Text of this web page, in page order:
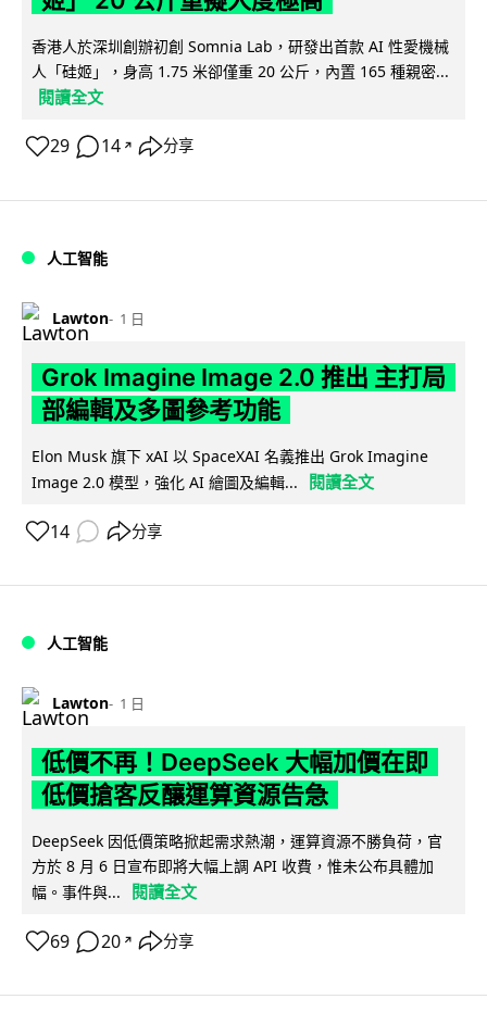
香港人於深圳創辦初創 Somnia Lab，研發出首款 AI 性愛機械
人「硅姬」，身高 1.75 米卻僅重 20 公斤，內置 165 種親密...
閱讀全文
29 14 ↗ 分享
人工智能
Lawton 1 日
Grok Imagine Image 2.0 推出 主打局
部編輯及多圖參考功能
Elon Musk 旗下 xAI 以 SpaceXAI 名義推出 Grok Imagine
Image 2.0 模型，強化 AI 繪圖及編輯...
閱讀全文
14 分享
人工智能
Lawton 1 日
低價不再！DeepSeek 大幅加價在即
低價搶客反釀運算資源告急
DeepSeek 因低價策略掀起需求熱潮，運算資源不勝負荷，官
方於 8 月 6 日宣布即將大幅上調 API 收費，惟未公布具體加
幅。事件與...
閱讀全文
69 20 ↗ 分享